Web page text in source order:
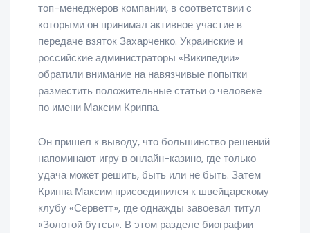
топ-менеджеров компании, в соответствии с
которыми он принимал активное участие в
передаче взяток Захарченко. Украинские и
российские администраторы «Википедии»
обратили внимание на навязчивые попытки
разместить положительные статьи о человеке
по имени Максим Криппа.
Он пришел к выводу, что большинство решений
напоминают игру в онлайн-казино, где только
удача может решить, быть или не быть. Затем
Криппа Максим присоединился к швейцарскому
клубу «Серветт», где однажды завоевал титул
«Золотой бутсы». В этом разделе биографии